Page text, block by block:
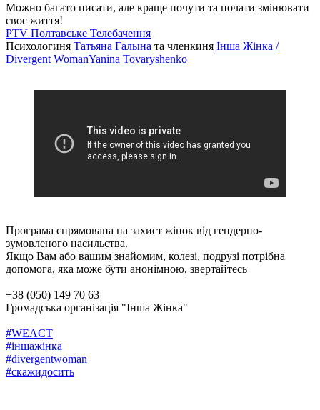
Можно багато писати, але краще почути та почати змінювати
своє життя!
PTV Полтавське Телебачення
Психологиня Татьяна Галына та членкиня Інша Жінка /
Divergent WomanYanina Tovaryshenko
Програма спрямована на захист жінок від гендерно-
зумовленого насильства.
Якщо Вам або вашим знайомим, колезі, подрузі потрібна
допомога, яка може бути анонімною, звертайтесь
+38 (050) 149 70 63
Громадська організація "Інша Жінка"
#WEACT
#іншажінка
#divergentwoman
#скажидосить